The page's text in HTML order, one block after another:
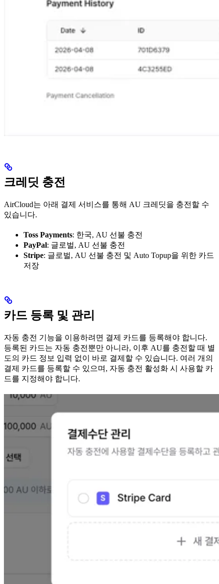
크레딧 충전
AirCloud는 아래 결제 서비스를 통해 AU 크레딧을 충전할 수
있습니다.
Toss Payments: 한국, AU 선불 충전
PayPal: 글로벌, AU 선불 충전
Stripe: 글로벌, AU 선불 충전 및 Auto Topup을 위한 카드
저장
카드 등록 및 관리
자동 충전 기능을 이용하려면 결제 카드를 등록해야 합니다.
등록된 카드는 자동 충전뿐만 아니라, 이후 AU를 충전할 때 별
도의 카드 정보 입력 없이 바로 결제할 수 있습니다. 여러 개의
결제 카드를 등록할 수 있으며, 자동 충전 활성화 시 사용할 카
드를 지정해야 합니다.